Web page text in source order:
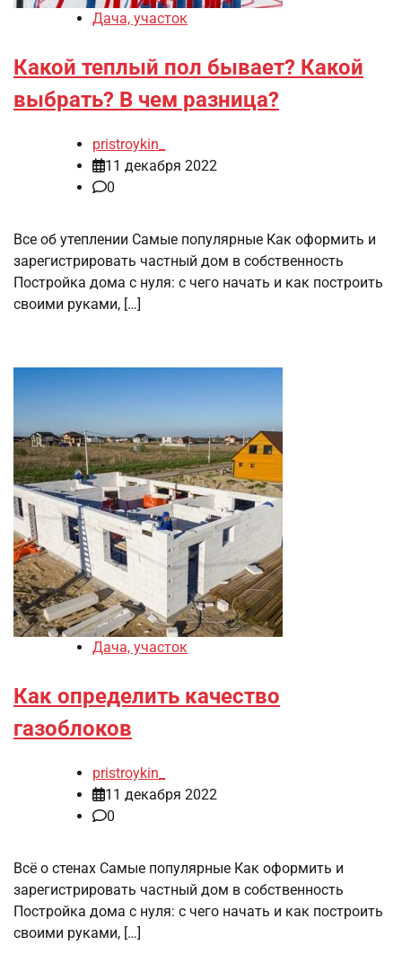
Дача, участок
Какой теплый пол бывает? Какой
выбрать? В чем разница?
pristroykin_
11 декабря 2022
0
Все об утеплении Самые популярные Как оформить и
зарегистрировать частный дом в собственность
Постройка дома с нуля: с чего начать и как построить
своими руками, […]
Дача, участок
Как определить качество
газоблоков
pristroykin_
11 декабря 2022
0
Всё о стенах Самые популярные Как оформить и
зарегистрировать частный дом в собственность
Постройка дома с нуля: с чего начать и как построить
своими руками, […]